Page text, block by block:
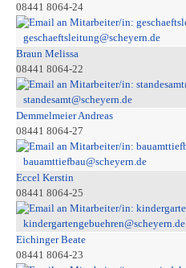
08441 8064-24
geschaeftsleitung@scheyern.de
Braun Melissa
08441 8064-22
standesamt@scheyern.de
Demmelmeier Andreas
08441 8064-27
bauamttiefbau@scheyern.de
Eccel Kerstin
08441 8064-25
kindergartengebuehren@scheyern.de
Eichinger Beate
08441 8064-23